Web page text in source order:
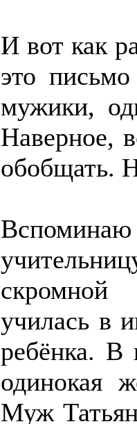
И вот как
это
мужики,
Наверное,
обобщать.
училась в
ребёнка. В
одинокая
Муж